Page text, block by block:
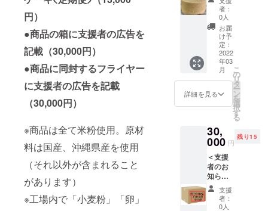
円）
●商品の箱に支援者の広告を
記載（30,000円）
●商品に同封するフライヤー
に支援者の広告を記載
（30,000円）
※商品は全て米粉使用。原材
料は国産、沖縄県産を使用
（それ以外が含まれること
があります）
※工場内で「小麦粉」「卵」
で「小
麦粉」
「乳製
品」を
扱って
いま
す。 ※
クラウ
ンディ
ング終
内に、
順番に
製造し
発送と
なりま
す。
産）米
油（国
産）等
※無添加
です
が、工
場内で
「小麦
粉」
「乳製
す。 ※
写真は
イメー
ジです
【発送
につい
て】 ク
ラウド
ファン
お届け
しま
す。 み
んなで
シェア
しても
楽しい
です
よ。 主
な原材
（国
産）豆
産）米
油（国
産）等
※シフォ
ンケー
キは
フォン
ケーキ
定期便
＞ ふわ
ふわフ
ルフル
なシ
フォン
ケーキ
です。
（17cm
続して
発送し
ます。
紅茶、
マーブ
ル、
チョコ
等の味
を予定
者：
0人
お届
け予
定：
2022
年03
月
詳細を見る
こ
の
リ
タ
ー
ン
を
選
択
す
る
30,
000 円
残り15
＜支援
者のお
知らせ
を発送
箱へ記
載＞ 支
支援
者：
0人